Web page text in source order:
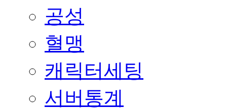
공성
혈맹
캐릭터세팅
서버통계